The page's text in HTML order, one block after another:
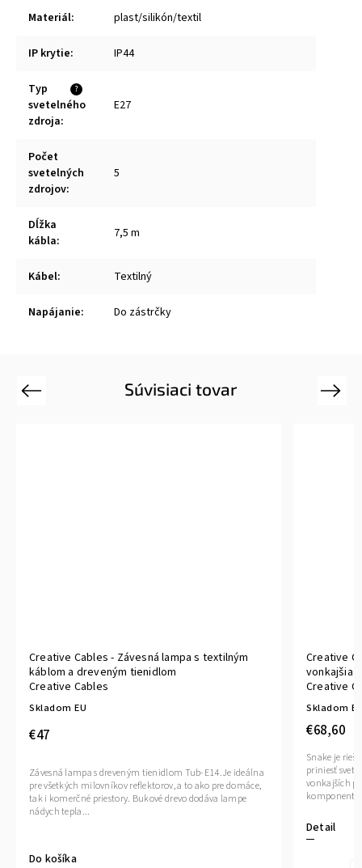
Materiál: plast/silikón/textil
IP krytie: IP44
?
Typ
svetelného
zdroja:
E27
Počet
svetelných
zdrojov:
5
Dĺžka
kábla: 7,5 m
Kábel: Textilný
Napájanie: Do zástrčky
Súvisiaci tovar
Previous
Creative Cables - Závesná lampa s textilným
káblom a dreveným tienidlom
Creative Cables
Skladom EU
€47
Do košíka
Závesná lampa s dreveným tienidlom Tub-E14.Je ideálna
pre všetkých milovníkov reflektorov, a to ako pre domáce,
tak i komerčné priestory. Bukové drevo dodáva lampe
nádych tepla...
Creative
vonkajšia
Creative
Skladom
€68,60
Detail
Snake je
priniesť
vonkajších
Next